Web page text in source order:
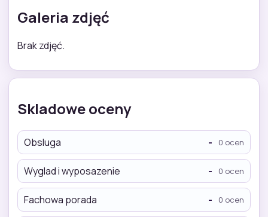
Galeria zdjęć
Brak zdjęć.
Skladowe oceny
Obsluga - 0 ocen
Wyglad i wyposazenie - 0 ocen
Fachowa porada - 0 ocen